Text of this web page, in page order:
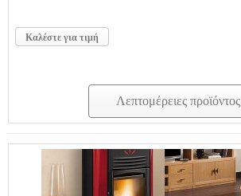
Καλέστε για τιμή
Λεπτομέρειες προϊόντος